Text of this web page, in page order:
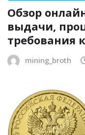
Обзор
выдачи,
требования
mining_broth